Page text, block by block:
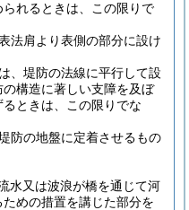
れるときは、この限りで
法肩より表側の部分に設け
、堤防の法線に平行して設
の構造に著しい支障を及ぼ
ときは、この限りでな
防の地盤に定着させるもの
水又は波浪が橋を通じて河
めの措置を講じた部分を